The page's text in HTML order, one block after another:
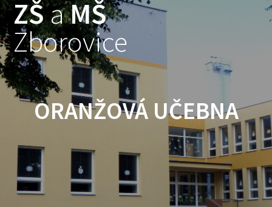
Skip
ZŠaMŠ
Zborovice
ORANŽOVÁ UČEBNA